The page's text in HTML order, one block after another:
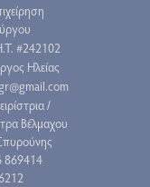
#242102
Ηλείας
/
Βέλμαχου
869414